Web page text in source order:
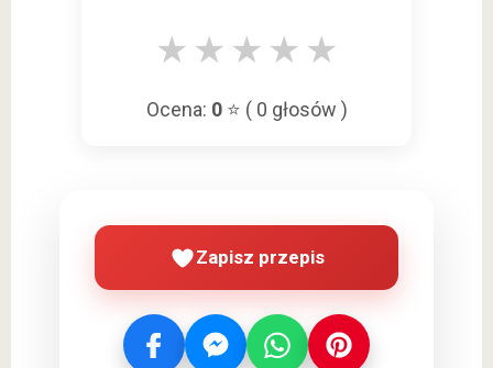
★ ★ ★ ★ ★
Ocena: 0⭐ ( 0 głosów )
Zapisz przepis